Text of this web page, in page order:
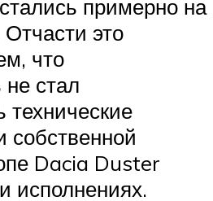
примерно на
это
что
не стал
технические
собственной
Dacia Duster
исполнениях.